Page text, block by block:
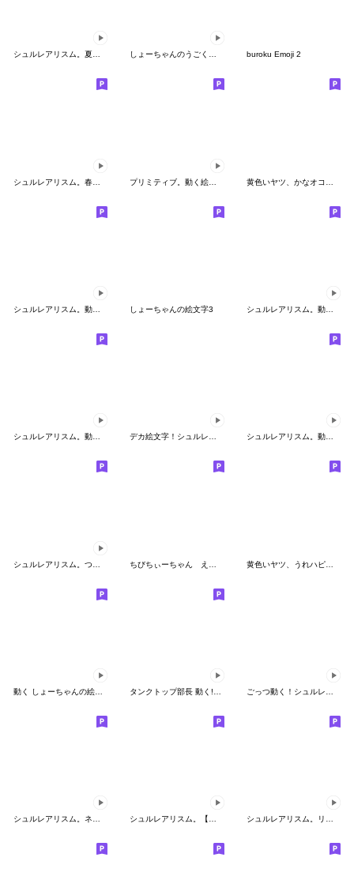
シュルレアリスム。夏の動く絵文字 しょーちゃんのうごくピクセル絵文字 buroku Emoji 2
しょーちゃんの絵文字3 シュルレアリスム。動く絵文字５コめ
シュルレアリスム。動く絵文字どうぶつ園 デカ絵文字！シュルレアリスム。 シュルレアリスム。動くかわいい♡絵文字
黄色いヤツ、うれハピ絵文字
シュルレアリスム。ネガティブ絵文字 シュルレアリスム。【夏】動く絵文字 シュルレアリスム。リアクション絵文字